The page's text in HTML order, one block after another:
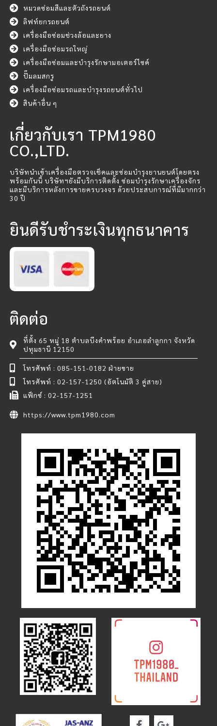
หมวดซ่อมสีและตัวถังรถยนต์
ลิฟท์ยกรถยนต์
เครื่องมือซ่อมช่วงล้อและยาง
เครื่องมือซ่อมรถใหญ่
เครื่องมือซ่อมและบำรุงรักษามอเตอร์ไซค์
ปั๊มลมสกรู
เครื่องมือซ่อมรถและบำรุงรถยนต์ทั่วไป
สินค้าอื่น ๆ
เกี่ยวกับเรา TPM1980
CO.,LTD.
บริษัทนำเข้าเครื่องมือตรวจเช็คและซ่อมบำรุงยานยนต์โดยตรง
พร้อมกันนี้ บริษัทฯยังมีบริการติดตั้ง ซ่อมบำรุงรักษาเครื่องจักร
และมีบริการหลังการขายครบวงจร ด้วยประสบการณ์ที่มีมากกว่า
30 ปี
ยินดีรับชำระเงินทุกธนาคาร
ติดต่อ
ที่ตั้ง 65 หมู่ 18 ตำบลบึงคำพร้อย อำเภอลำลูกกา จังหวัด
ปทุมธานี 12150
โทรศัพท์ : 085-151-0182 ฝ่ายขาย
โทรศัพท์ : 02-157-1250 (อัตโนมัติ 3 คู่สาย)
แฟ็กซ์ : 02-157-1251
https://www.tpm1980.com